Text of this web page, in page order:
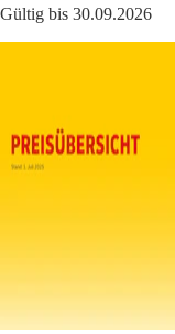
Gültig bis 30.09.2026